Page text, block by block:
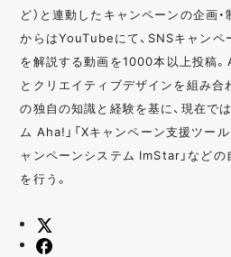
ど）と連動したキャンペーンの企画
からはYouTubeにて、SNSキャン
を解説する動画を1000本以上投稿
とクリエイティブデザインを組み合
の独自の知識と経験を基に、現在で
ム Aha!」「Xキャンペーン支援ツー
ャンペーンシステム ImStar」などの
を行う。